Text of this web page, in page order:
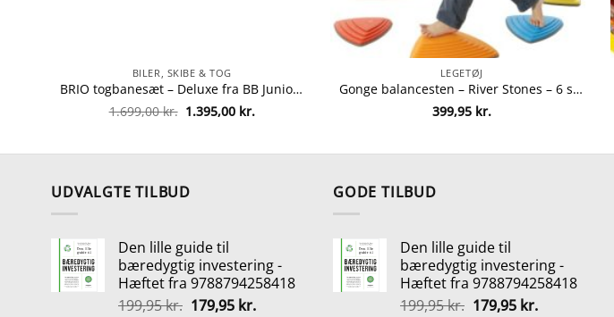
BILER, SKIBE & TOG
BRIO togbanesæt – Deluxe fra BB Junior 7312350330526
1.699,00kr. Den
oprindelige
1.395,00 kr.Den
LEGETØJ
Gonge balancesten – River Stones – 6 stk. fra gonge 5704954212001
399,95 kr.
UDVALGTE TILBUD
Den lille guide til
bæredygtig investering -
Hæftet fra 9788794258418
199,95kr. Den
179,95 kr.Den
GODE TILBUD
Den lille guide til
bæredygtig investering -
Hæftet fra 9788794258418
199,95kr. Den
179,95 kr.Den